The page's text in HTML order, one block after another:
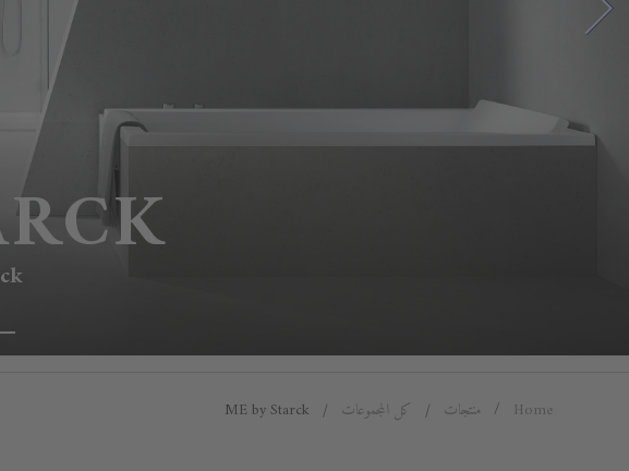
Home منتجات كل المجموعات ME by Starck